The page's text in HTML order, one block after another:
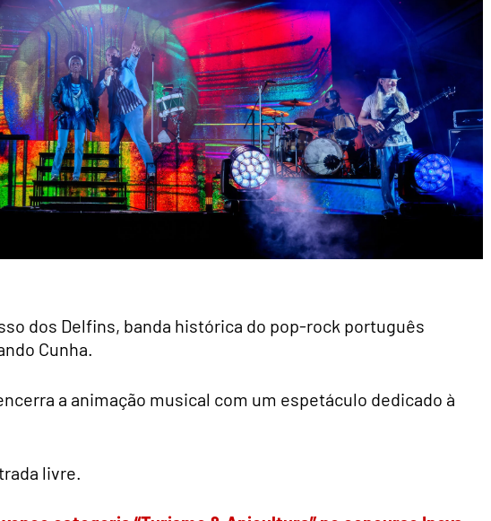
dos Delfins, banda histórica do pop-rock português
Cunha.
a animação musical com um espetáculo dedicado à
livre.